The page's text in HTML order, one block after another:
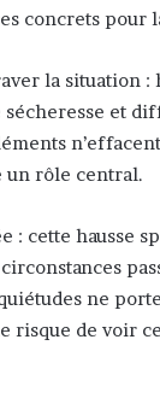
concrets pour
la situation :
et
un rôle central.
: cette hausse
ne
risque de voir